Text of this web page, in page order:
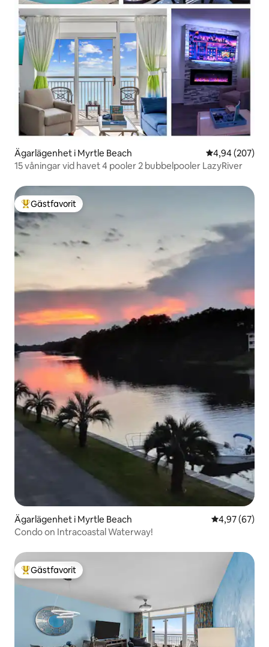
Ägarlägenhet i Myrtle Beach 4,94 av 5 i
4,94 (207)
15 våningar vid havet 4 pooler 2 bubbelpooler LazyRiver
Populär gästfavorit
Gästfavorit
Ägarlägenhet i Myrtle Beach 4,97 av 5 i
4,97 (67)
Condo on Intracoastal Waterway!
Populär gästfavorit
Gästfavorit